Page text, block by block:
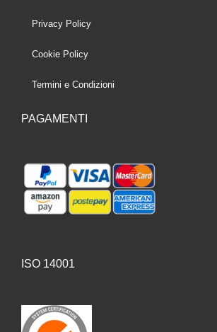
Privacy Policy
Cookie Policy
Termini e Condizioni
PAGAMENTI
ISO 14001